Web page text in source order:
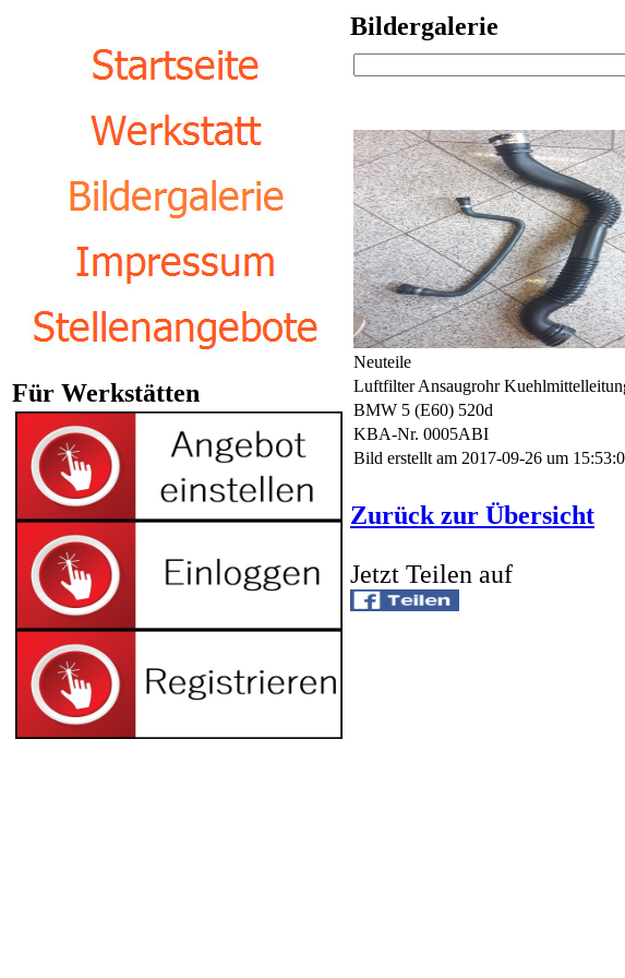
Für Werkstätten
Bildergalerie
Neuteile
Luftfilter Ansaugrohr
BMW 5 (E60) 520d
KBA-Nr. 0005ABI
Bild erstellt am 2017-09-26 um
Zurück zur Übersicht
Jetzt Teilen auf